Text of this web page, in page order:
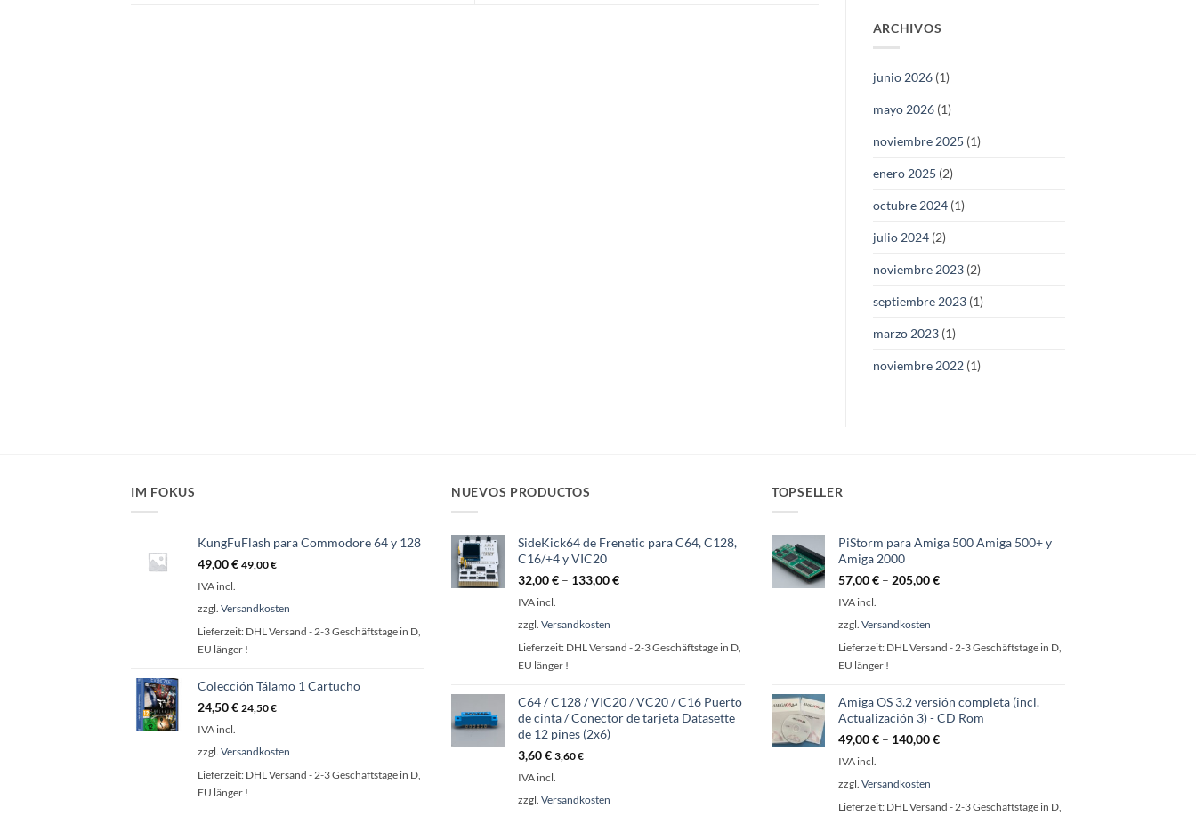
ARCHIVOS
junio 2026(1)
mayo 2026(1)
noviembre 2025 (1)
enero 2025 (2)
octubre 2024(1)
julio 2024(2)
noviembre 2023(2)
septiembre 2023(1)
marzo 2023(1)
noviembre 2022(1)
IM FOKUS
KungFuFlash para Commodore 64 y 128
49,00€ 49,00€
IVA incl.
zzgl. Versandkosten
Lieferzeit: DHL Versand - 2-3 Geschäftstage in D,
EU länger !
Colección Tálamo 1 Cartucho
24,50€ 24,50€
IVA incl.
zzgl. Versandkosten
Lieferzeit: DHL Versand - 2-3 Geschäftstage in D,
EU länger !
NUEVOS PRODUCTOS
SideKick64 de Frenetic para C64, C128,
C16/+4 y VIC20
32,00€ – 133,00€
IVA incl.
zzgl. Versandkosten
Lieferzeit: DHL Versand - 2-3 Geschäftstage in D,
EU länger !
C64 / C128 / VIC20 / VC20 / C16 Puerto
de cinta / Conector de tarjeta Datasette
de 12 pines (2x6)
3,60€ 3,60€
IVA incl.
zzgl. Versandkosten
TOPSELLER
PiStorm para Amiga 500 Amiga 500+ y
Amiga 2000
57,00€ – 205,00€
IVA incl.
zzgl. Versandkosten
Lieferzeit: DHL Versand - 2-3 Geschäftstage in D,
EU länger !
Amiga OS 3.2 versión completa (incl.
Actualización 3) - CD Rom
49,00€ – 140,00€
IVA incl.
zzgl. Versandkosten
Lieferzeit: DHL Versand - 2-3 Geschäftstage in D,